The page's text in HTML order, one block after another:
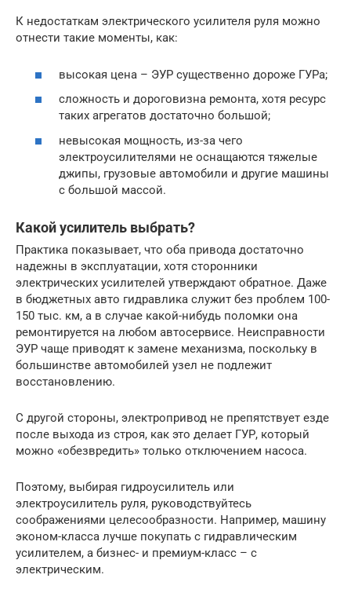
К недостаткам электрического усилителя руля можно
отнести такие моменты, как:
высокая цена – ЭУР существенно дороже ГУРа;
сложность и дороговизна ремонта, хотя ресурс
таких агрегатов достаточно большой;
невысокая мощность, из-за чего
электроусилителями не оснащаются тяжелые
джипы, грузовые автомобили и другие машины
с большой массой.
Какой усилитель выбрать?
Практика показывает, что оба привода достаточно
надежны в эксплуатации, хотя сторонники
электрических усилителей утверждают обратное. Даже
в бюджетных авто гидравлика служит без проблем 100-
150 тыс. км, а в случае какой-нибудь поломки она
ремонтируется на любом автосервисе. Неисправности
ЭУР чаще приводят к замене механизма, поскольку в
большинстве автомобилей узел не подлежит
восстановлению.
С другой стороны, электропривод не препятствует езде
после выхода из строя, как это делает ГУР, который
можно «обезвредить» только отключением насоса.
Поэтому, выбирая гидроусилитель или
электроусилитель руля, руководствуйтесь
соображениями целесообразности. Например, машину
эконом-класса лучше покупать с гидравлическим
усилителем, а бизнес- и премиум-класс – с
электрическим.